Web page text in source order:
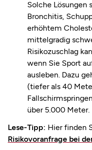
Solche Lösungen
Bronchitis,
erhöhtem
mittelgradig
Risikozuschlag
wenn Sie Sport
ausleben. Dazu
(tiefer als 40
über 5.000 Meter.
Lese-Tipp: Hier finden
Risikovoranfrage bei